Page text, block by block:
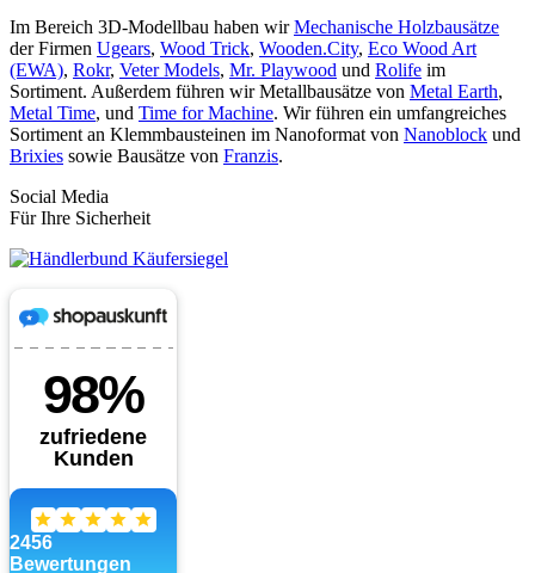
Im Bereich 3D-Modellbau haben wirMechanische Holzbausätze
der Firmen Ugears, Wood Trick, Wooden.City, Eco Wood Art
(EWA), Rokr, Veter Models, Mr. Playwood und Rolife im
Sortiment. Außerdem führen wir Metallbausätze von Metal Earth,
Metal Time, und Time for Machine. Wir führen ein umfangreiches
Sortiment an Klemmbausteinen im Nanoformat von Nanoblock und
Brixies sowie Bausätze von Franzis.
Social Media
Für Ihre Sicherheit